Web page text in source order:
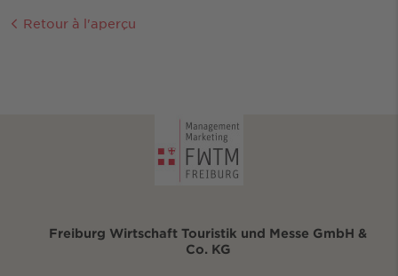
Retour à l'aperçu
Freiburg Wirtschaft Touristik und Messe GmbH &
Co. KG